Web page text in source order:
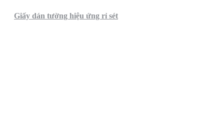
Giấy dán tường hiệu ứng rỉ sét